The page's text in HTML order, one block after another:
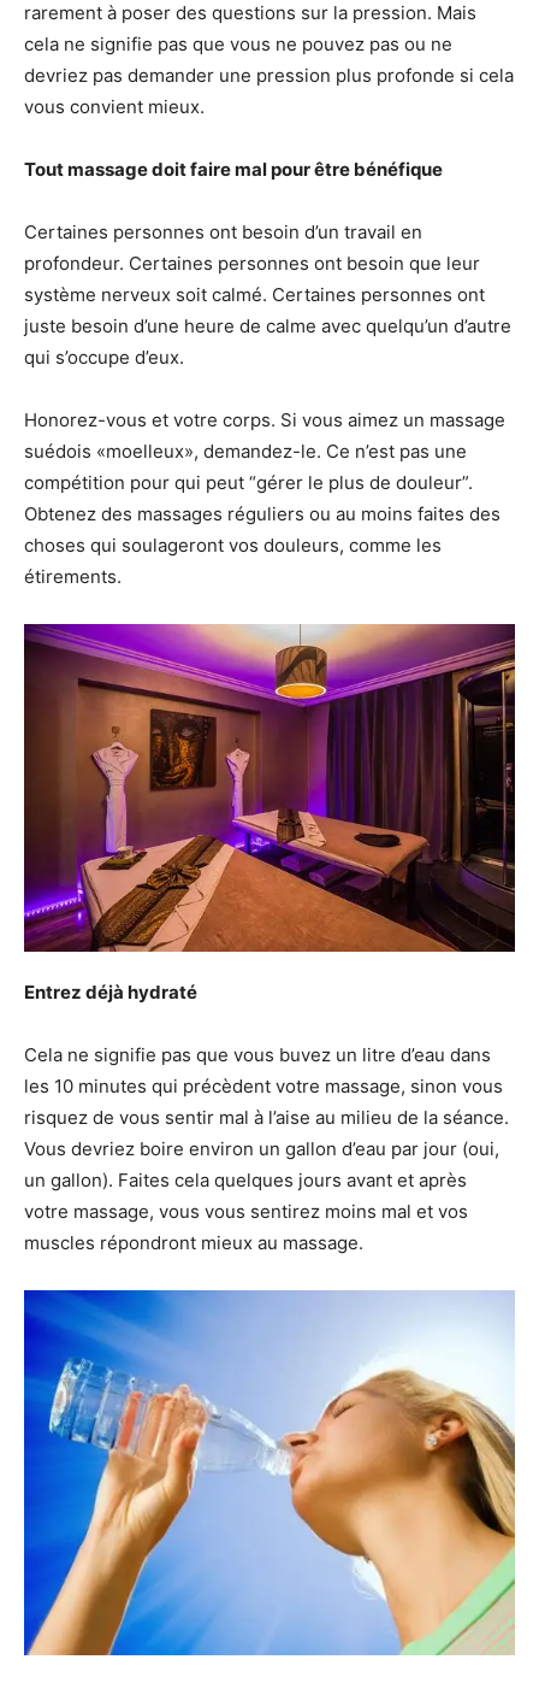
rarement à poser des questions sur la pression. Mais
cela ne signifie pas que vous ne pouvez pas ou ne
devriez pas demander une pression plus profonde si cela
vous convient mieux.
Tout massage doit faire mal pour être bénéfique
Certaines personnes ont besoin d’un travail en
profondeur. Certaines personnes ont besoin que leur
système nerveux soit calmé. Certaines personnes ont
juste besoin d’une heure de calme avec quelqu’un d’autre
qui s’occupe d’eux.
Honorez-vous et votre corps. Si vous aimez un massage
suédois «moelleux», demandez-le. Ce n’est pas une
compétition pour qui peut “gérer le plus de douleur”.
Obtenez des massages réguliers ou au moins faites des
choses qui soulageront vos douleurs, comme les
étirements.
Entrez déjà hydraté
Cela ne signifie pas que vous buvez un litre d’eau dans
les 10 minutes qui précèdent votre massage, sinon vous
risquez de vous sentir mal à l’aise au milieu de la séance.
Vous devriez boire environ un gallon d’eau par jour (oui,
un gallon). Faites cela quelques jours avant et après
votre massage, vous vous sentirez moins mal et vos
muscles répondront mieux au massage.